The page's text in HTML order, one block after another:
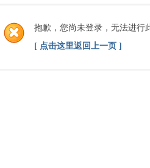
抱歉，您尚未登录，无法进行
[ 点击这里返回上一页 ]